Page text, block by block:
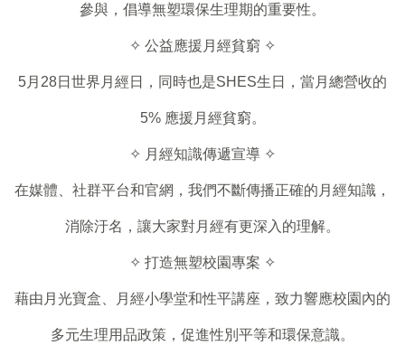
參與，倡導無塑環保生理期的重要性。
✧ 公益應援月經貧窮 ✧
5月28日世界月經日，同時也是SHES生日，當月總營收的
5% 應援月經貧窮。
✧ 月經知識傳遞宣導 ✧
在媒體、社群平台和官網，我們不斷傳播正確的月經知識，
消除汙名，讓大家對月經有更深入的理解。
✧ 打造無塑校園專案 ✧
藉由月光寶盒、月經小學堂和性平講座，致力響應校園內的
多元生理用品政策，促進性別平等和環保意識。